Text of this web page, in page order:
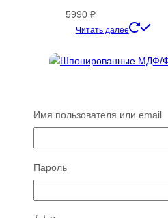
5990 ₽
Читать далее
Имя пользователя или email
Пароль